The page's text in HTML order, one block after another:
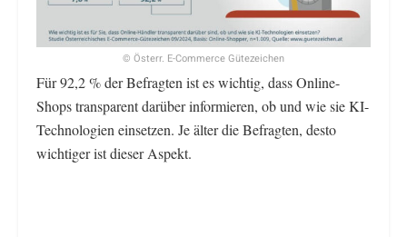
© Österr. E-Commerce Gütezeichen
Für 92,2 % der Befragten ist es wichtig, dass Online-
Shops transparent darüber informieren, ob und wie sie KI-
Technologien einsetzen. Je älter die Befragten, desto
wichtiger ist dieser Aspekt.